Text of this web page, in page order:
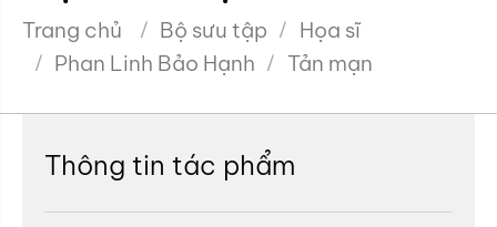
Trang chủ Bộ sưu tập
Họa sĩ
Phan Linh Bảo Hạnh
Tản mạn
Thông tin tác phẩm